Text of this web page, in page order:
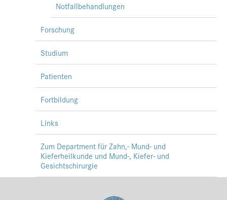
Notfallbehandlungen
Forschung
Studium
Patienten
Fortbildung
Links
Zum Department für Zahn,- Mund- und
Kieferheilkunde und Mund-, Kiefer- und
Gesichtschirurgie